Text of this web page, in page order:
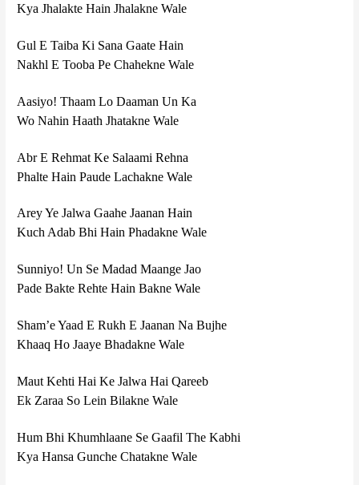
Kya Jhalakte Hain Jhalakne Wale
Gul E Taiba Ki Sana Gaate Hain
Nakhl E Tooba Pe Chahekne Wale
Aasiyo! Thaam Lo Daaman Un Ka
Wo Nahin Haath Jhatakne Wale
Abr E Rehmat Ke Salaami Rehna
Phalte Hain Paude Lachakne Wale
Arey Ye Jalwa Gaahe Jaanan Hain
Kuch Adab Bhi Hain Phadakne Wale
Sunniyo! Un Se Madad Maange Jao
Pade Bakte Rehte Hain Bakne Wale
Sham’e Yaad E Rukh E Jaanan Na Bujhe
Khaaq Ho Jaaye Bhadakne Wale
Maut Kehti Hai Ke Jalwa Hai Qareeb
Ek Zaraa So Lein Bilakne Wale
Hum Bhi Khumhlaane Se Gaafil The Kabhi
Kya Hansa Gunche Chatakne Wale